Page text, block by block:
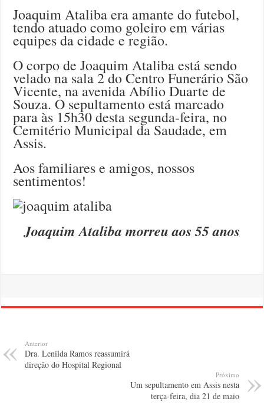
Joaquim Ataliba era amante do futebol,
tendo atuado como goleiro em várias
equipes da cidade e região.
O corpo de Joaquim Ataliba está sendo
velado na sala 2 do Centro Funerário São
Vicente, na avenida Abílio Duarte de
Souza. O sepultamento está marcado
para às 15h30 desta segunda-feira, no
Cemitério Municipal da Saudade, em
Assis.
Aos familiares e amigos, nossos
sentimentos!
Joaquim Ataliba morreu aos 55 anos
Anterior
Dra. Lenilda Ramos reassumirá
direção do Hospital Regional
Próximo
Um sepultamento em Assis nesta
terça-feira, dia 21 de maio